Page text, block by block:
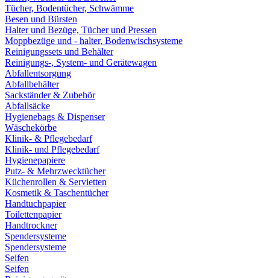
Tücher, Bodentücher, Schwämme
Besen und Bürsten
Halter und Bezüge, Tücher und Pressen
Moppbezüge und - halter, Bodenwischsysteme
Reinigungssets und Behälter
Reinigungs-, System- und Gerätewagen
Abfallentsorgung
Abfallbehälter
Sackständer & Zubehör
Abfallsäcke
Hygienebags & Dispenser
Wäschekörbe
Klinik- & Pflegebedarf
Klinik- und Pflegebedarf
Hygienepapiere
Putz- & Mehrzwecktücher
Küchenrollen & Servietten
Kosmetik & Taschentücher
Handtuchpapier
Toilettenpapier
Handtrockner
Spendersysteme
Spendersysteme
Seifen
Seifen